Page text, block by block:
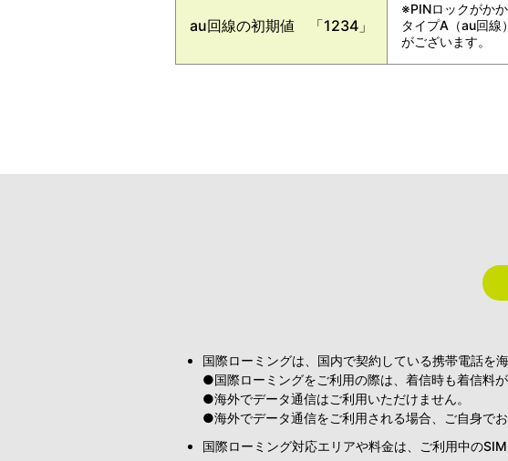
au回線の初期値 「1234」
※PINロックがか
タイプA（au回線
がございます。
国際ローミングは、国内で契約している携帯電話を
●国際ローミングをご利用の際は、着信時も着信料が
●海外でデータ通信はご利用いただけません。
●海外でデータ通信をご利用される場合、ご自身で
国際ローミング対応エリアや料金は、ご利用中のSIM